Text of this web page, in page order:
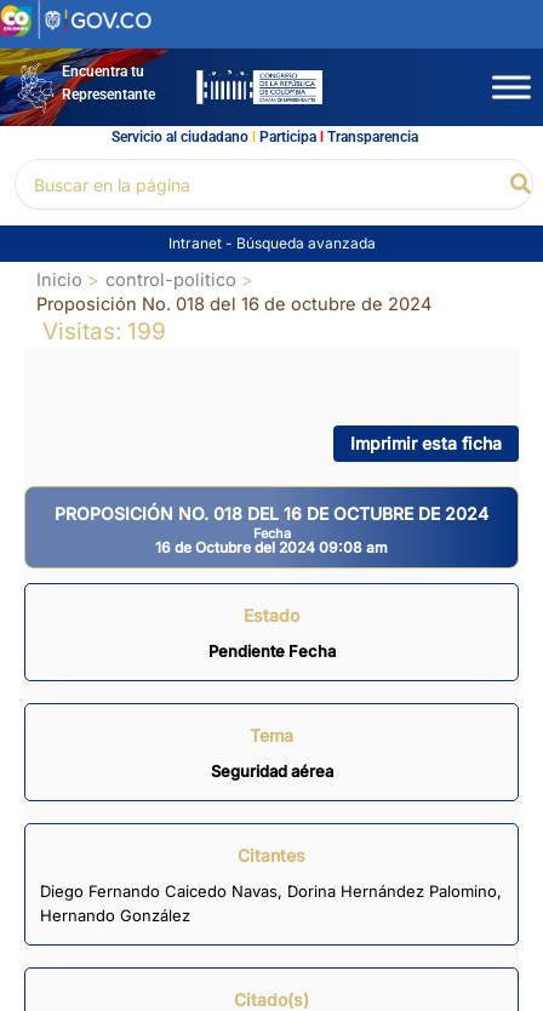
Ir
al
contenidoEncuentra tu
Representante
Servicio al ciudadano l Participal Transparencia
por:
Intranet - Búsqueda avanzada
Inicio
control-politico
Proposición No. 018 del 16 de octubre de 2024
Visitas: 199
Imprimir esta ficha
PROPOSICIÓN NO. 018 DEL 16 DE OCTUBRE DE 2024
Fecha
16 de Octubre del 2024 09:08 am
Estado
Pendiente Fecha
Tema
Seguridad aérea
Citantes
Diego Fernando Caicedo Navas, Dorina Hernández Palomino,
Hernando González
Citado(s)